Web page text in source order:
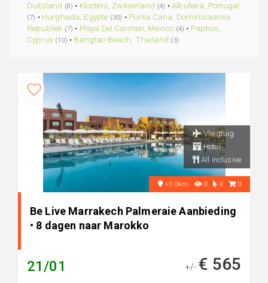
Duitsland (8) • Klosters, Zwitserland (4) •Albufeira, Portugal
(7) • Hurghada, Egypte (30) • Punta Cana, Dominicaanse
Republiek (7) • Playa Del Carmen, Mexico (4) • Paphos,
Cyprus (10) • Bangtao Beach, Thailand (3)
Vliegtuig
Hotel
All inclusive
+0.0km 0 0 0
Be Live Marrakech Palmeraie Aanbieding
• 8 dagen naar Marokko
21/01 +/- € 565